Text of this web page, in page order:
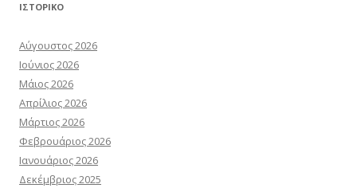
ΙΣΤΟΡΙΚΌ
Αύγουστος 2026
Ιούνιος 2026
Μάιος 2026
Απρίλιος 2026
Μάρτιος 2026
Φεβρουάριος 2026
Ιανουάριος 2026
Δεκέμβριος 2025